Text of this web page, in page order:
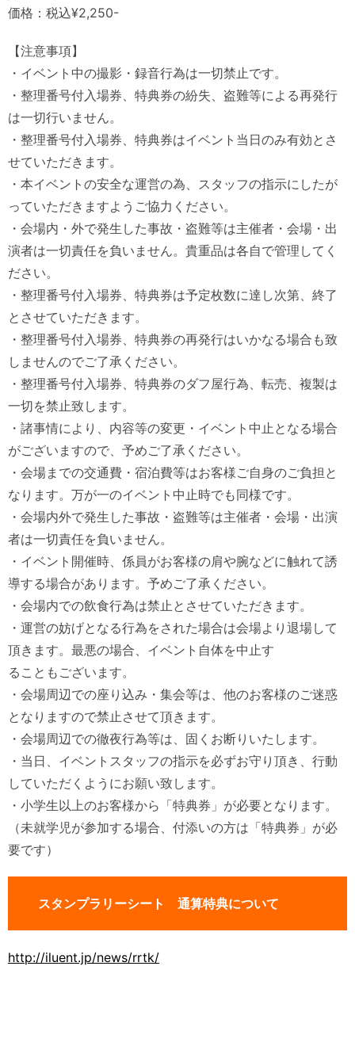
価格：税込¥2,250-
【注意事項】
・イベント中の撮影・録音行為は一切禁止です。
・整理番号付入場券、特典券の紛失、盗難等による再発行
は一切行いません。
・整理番号付入場券、特典券はイベント当日のみ有効とさ
せていただきます。
・本イベントの安全な運営の為、スタッフの指示にしたが
っていただきますようご協力ください。
・会場内・外で発生した事故・盗難等は主催者・会場・出
演者は一切責任を負いません。貴重品は各自で管理してく
ださい。
・整理番号付入場券、特典券は予定枚数に達し次第、終了
とさせていただきます。
・整理番号付入場券、特典券の再発行はいかなる場合も致
しませんのでご了承ください。
・整理番号付入場券、特典券のダフ屋行為、転売、複製は
一切を禁止致します。
・諸事情により、内容等の変更・イベント中止となる場合
がございますので、予めご了承ください。
・会場までの交通費・宿泊費等はお客様ご自身のご負担と
なります。万が一のイベント中止時でも同様です。
・会場内外で発生した事故・盗難等は主催者・会場・出演
者は一切責任を負いません。
・イベント開催時、係員がお客様の肩や腕などに触れて誘
導する場合があります。予めご了承ください。
・会場内での飲食行為は禁止とさせていただきます。
・運営の妨げとなる行為をされた場合は会場より退場して
頂きます。最悪の場合、イベント自体を中止す
ることもございます。
・会場周辺での座り込み・集会等は、他のお客様のご迷惑
となりますので禁止させて頂きます。
・会場周辺での徹夜行為等は、固くお断りいたします。
・当日、イベントスタッフの指示を必ずお守り頂き、行動
していただくようにお願い致します。
・小学生以上のお客様から「特典券」が必要となります。
（未就学児が参加する場合、付添いの方は「特典券」が必
要です）
スタンプラリーシート 通算特典について
http://iluent.jp/news/rrtk/